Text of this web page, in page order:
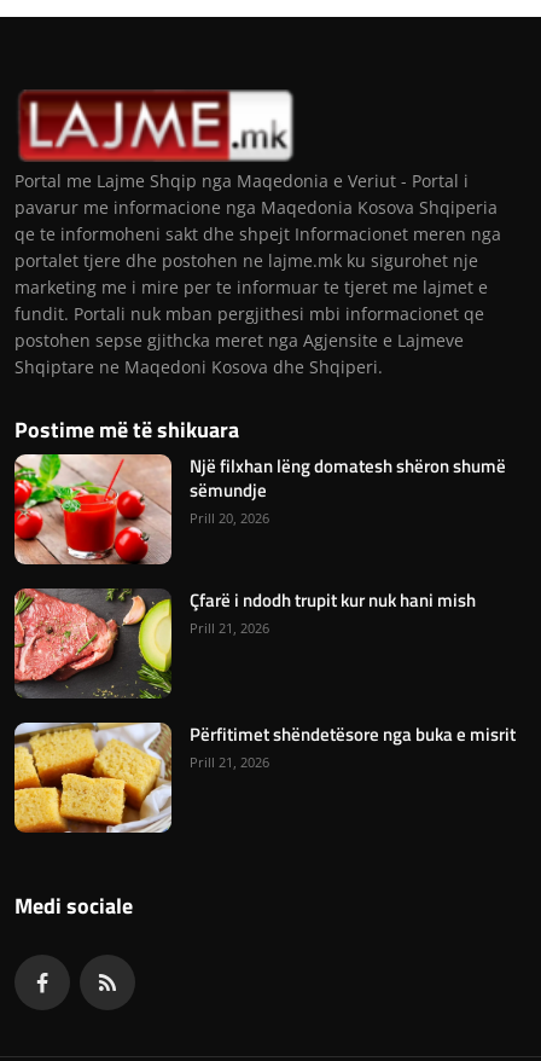
Portal me Lajme Shqip nga Maqedonia e Veriut - Portal i
pavarur me informacione nga Maqedonia Kosova Shqiperia
qe te informoheni sakt dhe shpejt Informacionet meren nga
portalet tjere dhe postohen ne lajme.mk ku sigurohet nje
marketing me i mire per te informuar te tjeret me lajmet e
fundit. Portali nuk mban pergjithesi mbi informacionet qe
postohen sepse gjithcka meret nga Agjensite e Lajmeve
Shqiptare ne Maqedoni Kosova dhe Shqiperi.
Postime më të shikuara
Një filxhan lëng domatesh shëron shumë
sëmundje
Prill 20, 2026
Çfarë i ndodh trupit kur nuk hani mish
Prill 21, 2026
Përfitimet shëndetësore nga buka e misrit
Prill 21, 2026
Medi sociale